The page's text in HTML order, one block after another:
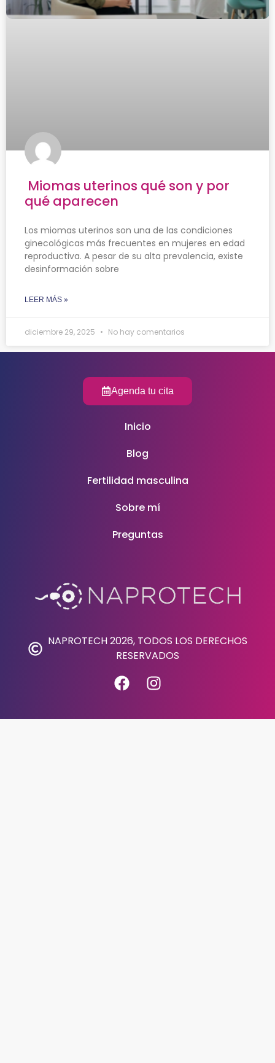
Miomas uterinos qué son y por
qué aparecen
Los miomas uterinos son una de las condiciones
ginecológicas más frecuentes en mujeres en edad
reproductiva. A pesar de su alta prevalencia, existe
desinformación sobre
LEER MÁS »
diciembre 29, 2025 No hay comentarios
NAPROTECH 2026, TODOS LOS DERECHOS
RESERVADOS
Inicio
Blog
Fertilidad masculina
Sobre mí
Preguntas
Agenda tu cita